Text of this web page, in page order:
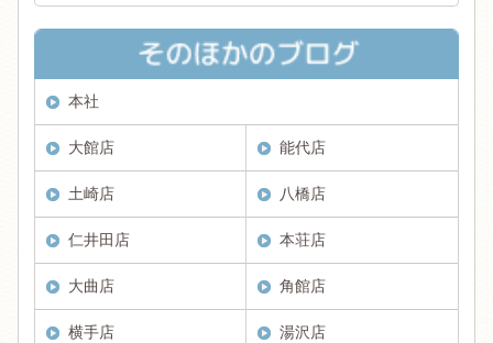
本社
大館店 能代店
土崎店 八橋店
仁井田店 本荘店
大曲店 角館店
横手店 湯沢店